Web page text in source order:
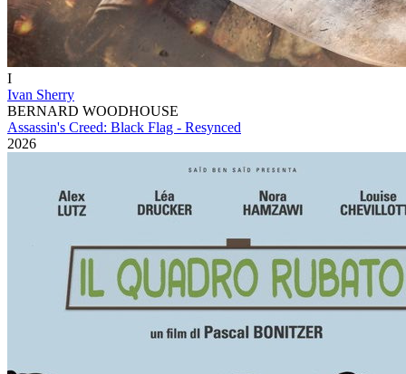
I
Ivan Sherry
BERNARD WOODHOUSE
Assassin's Creed: Black Flag - Resynced
2026